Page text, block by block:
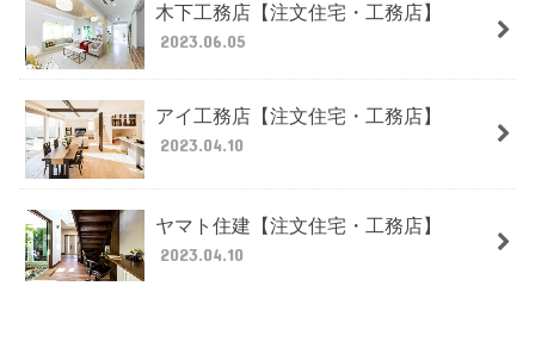
木下工務店【注文住宅・工務店】
2023.06.05
アイ工務店【注文住宅・工務店】
2023.04.10
ヤマト住建【注文住宅・工務店】
2023.04.10